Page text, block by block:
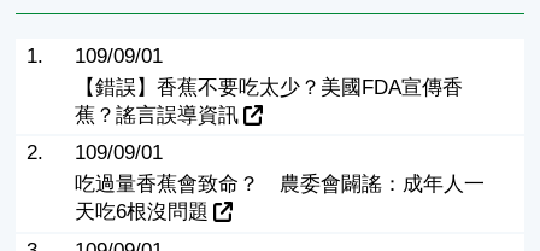
1.
109/09/01
【錯誤】香蕉不要吃太少？美國FDA宣傳香
蕉？謠言誤導資訊
2.
109/09/01
吃過量香蕉會致命？ 農委會闢謠：成年人一
天吃6根沒問題